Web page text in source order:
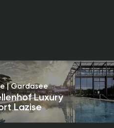
| Gardasee
Luxury
Lazise